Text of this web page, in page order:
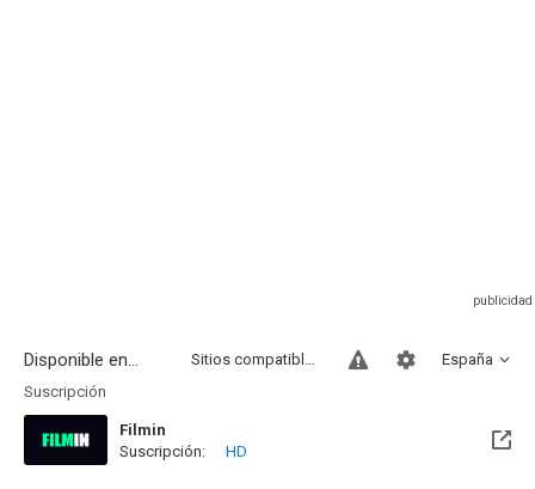
Disponible en... España
Sitios compatibles
Suscripción
Filmin
Disponible hasta el Mié, 31 Dic 2031 (Quedan 5 años)
Suscripción: HD